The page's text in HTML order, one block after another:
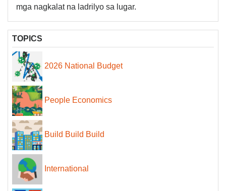
mga nagkalat na ladrilyo sa lugar.
TOPICS
2026 National Budget
People Economics
Build Build Build
International